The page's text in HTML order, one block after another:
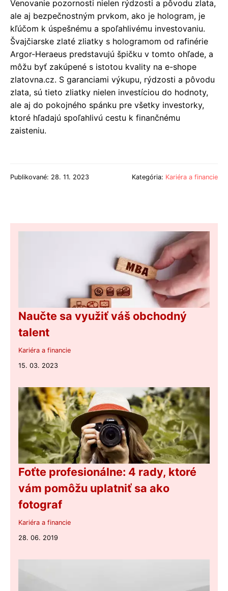
Venovanie pozornosti nielen rýdzosti a pôvodu zlata,
ale aj bezpečnostným prvkom, ako je hologram, je
kľúčom k úspešnému a spoľahlivému investovaniu.
Švajčiarske zlaté zliatky s hologramom od rafinérie
Argor-Heraeus predstavujú špičku v tomto ohľade, a
môžu byť zakúpené s istotou kvality na e-shope
zlatovna.cz. S garanciami výkupu, rýdzosti a pôvodu
zlata, sú tieto zliatky nielen investíciou do hodnoty,
ale aj do pokojného spánku pre všetky investorky,
ktoré hľadajú spoľahlivú cestu k finančnému
zaisteniu.
Publikované: 28. 11. 2023 Kategória: Kariéra a financie
Naučte sa využiť váš obchodný
talent
Kariéra a financie
15. 03. 2023
Foťte profesionálne: 4 rady, ktoré
vám pomôžu uplatniť sa ako
fotograf
Kariéra a financie
28. 06. 2019